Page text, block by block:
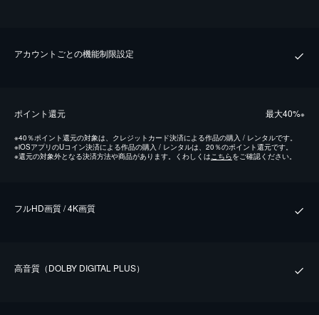
アカウントごとの機能制限設定
ポイント還元 最⼤40%※
※40％ポイント還元の対象は、クレジットカード決済による作品の購入 / レンタルです。
※iOSアプリのUコイン決済による作品の購入 / レンタルは、20％のポイント還元です。
※還元の対象外となる決済方法や商品があります。くわしくは こちらをご確認ください。
フルHD画質 / 4K画質
⾼⾳質（DOLBY DIGITAL PLUS）